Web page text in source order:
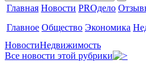
Главная Новости PROдело
Главное Общество Экономика
НовостиНедвижимость
Все новости этой рубрики